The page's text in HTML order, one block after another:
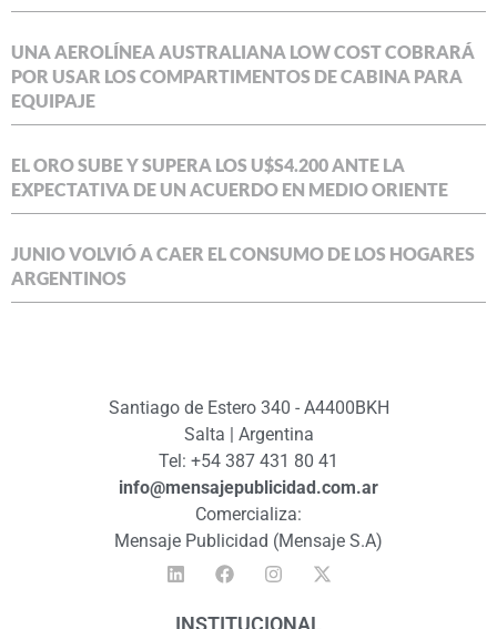
UNA AEROLÍNEA AUSTRALIANA LOW COST COBRARÁ
POR USAR LOS COMPARTIMENTOS DE CABINA PARA
EQUIPAJE
EL ORO SUBE Y SUPERA LOS U$S4.200 ANTE LA
EXPECTATIVA DE UN ACUERDO EN MEDIO ORIENTE
JUNIO VOLVIÓ A CAER EL CONSUMO DE LOS HOGARES
ARGENTINOS
Santiago de Estero 340 - A4400BKH
Salta | Argentina
Tel: +54 387 431 80 41
info@mensajepublicidad.com.ar
Comercializa:
Mensaje Publicidad (Mensaje S.A)